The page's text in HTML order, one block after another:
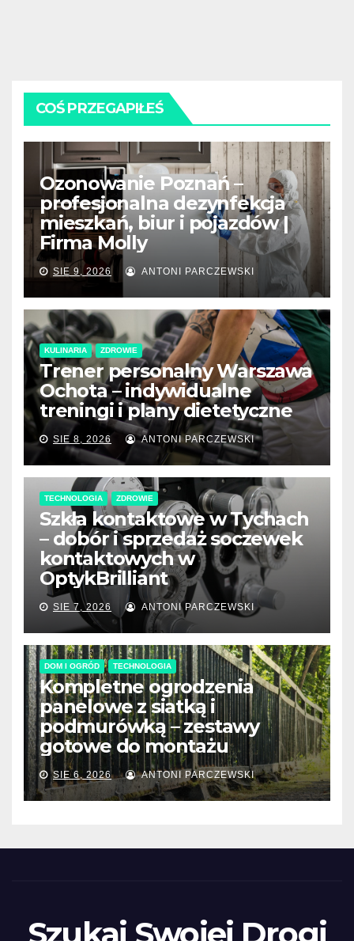
COŚ PRZEGAPIŁEŚ
Ozonowanie Poznań –
profesjonalna dezynfekcja
mieszkań, biur i pojazdów |
Firma Molly
SIE 9, 2026 ANTONI PARCZEWSKI
KULINARIA ZDROWIE
Trener personalny Warszawa
Ochota – indywidualne
treningi i plany dietetyczne
SIE 8, 2026 ANTONI PARCZEWSKI
TECHNOLOGIA ZDROWIE
Szkła kontaktowe w Tychach
– dobór i sprzedaż soczewek
kontaktowych w
OptykBrilliant
SIE 7, 2026 ANTONI PARCZEWSKI
DOM I OGRÓD TECHNOLOGIA
Kompletne ogrodzenia
panelowe z siatką i
podmurówką – zestawy
gotowe do montażu
SIE 6, 2026 ANTONI PARCZEWSKI